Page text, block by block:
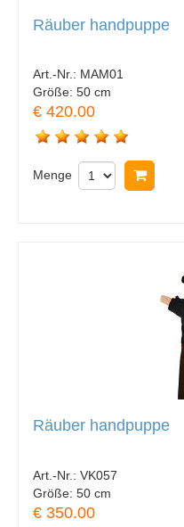
Räuber handpuppe
Art.-Nr.: MAM01
Größe: 50 cm
€ 420.00
Menge
Räuber handpuppe
Art.-Nr.: VK057
Größe: 50 cm
€ 350.00